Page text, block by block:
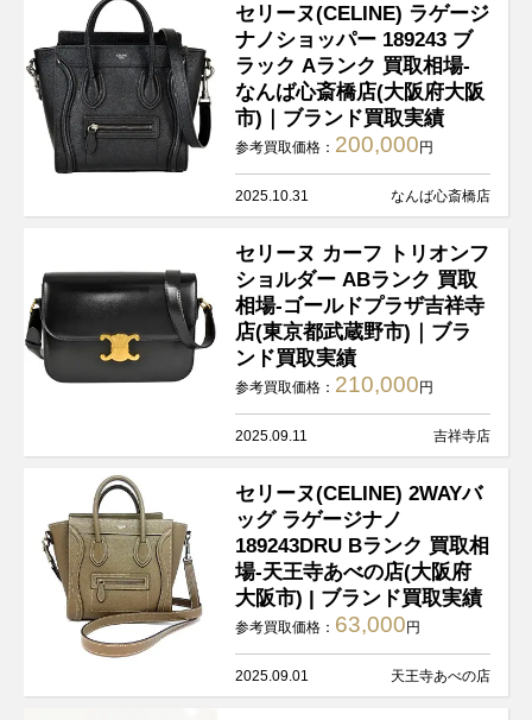
セリーヌ(CELINE) ラゲージ
ナノショッパー 189243 ブ
ラック Aランク 買取相場-
なんば心斎橋店(大阪府大阪
市)｜ブランド買取実績
参考買取価格： 200,000 円
2025.10.31 なんば心斎橋店
セリーヌ カーフ トリオンフ
ショルダー ABランク 買取
相場-ゴールドプラザ吉祥寺
店(東京都武蔵野市)｜ブラ
ンド買取実績
参考買取価格： 210,000 円
2025.09.11 吉祥寺店
セリーヌ(CELINE) 2WAYバ
ッグ ラゲージナノ
189243DRU Bランク 買取相
場-天王寺あべの店(大阪府
大阪市) | ブランド買取実績
参考買取価格： 63,000 円
2025.09.01 天王寺あべの店